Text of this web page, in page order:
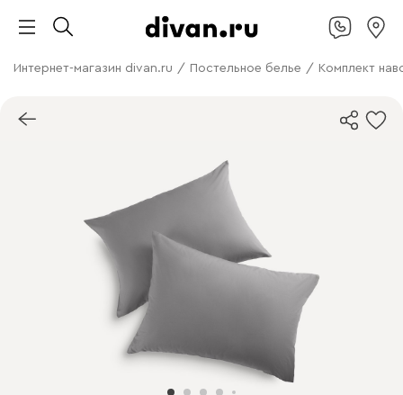
Интернет-магазин divan.ru / Постельное белье / Комплект